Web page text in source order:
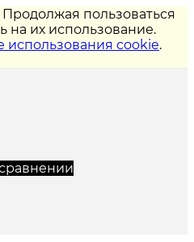
пользоваться
на их использование.
использования cookie.